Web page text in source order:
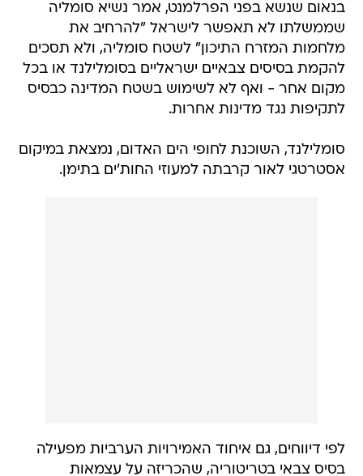
בנאום שנשא בפני הפרלמנט, אמר נשיא סומליה
שממשלתו לא תאפשר לישראל "להרחיב את
מלחמות המזרח התיכון" לשטח סומליה, ולא תסכים
להקמת בסיסים צבאיים ישראליים בסומלילנד או בכל
מקום אחר - ואף לא לשימוש בשטח המדינה כבסיס
לתקיפות נגד מדינות אחרות.
סומלילנד, השוכנת לחופי הים האדום, נמצאת במיקום
אסטרטגי לאור קרבתה למעוזי החות'ים בתימן.
לפי דיווחים, גם איחוד האמירויות הערביות מפעילה
בסיס צבאי בטריטוריה, שהכריזה על עצמאות